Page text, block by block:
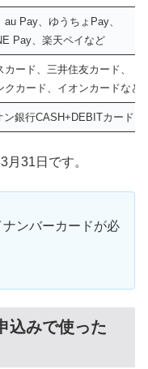
Pay、ゆうちょPay、
Pay、楽天ペイなど
ード、三井住友カード、
カード、イオンカードなど
ン銀行CASH+DEBITカード
31日です。
ンバーカードが必
込みで使った